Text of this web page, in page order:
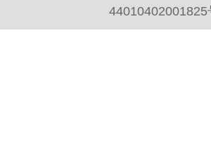
44010402001825